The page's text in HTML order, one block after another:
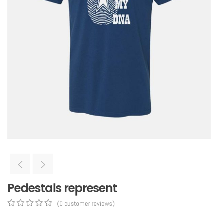
Pedestals represent
(0 customer reviews)